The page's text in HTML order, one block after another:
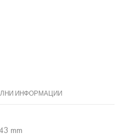
ИНФОРМАЦИИ
mm